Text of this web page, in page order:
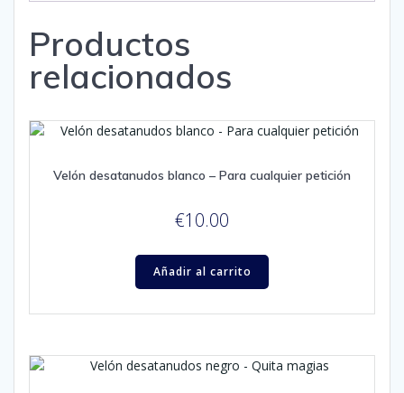
Productos
relacionados
Velón desatanudos blanco – Para cualquier petición
€10.00
Añadir al carrito